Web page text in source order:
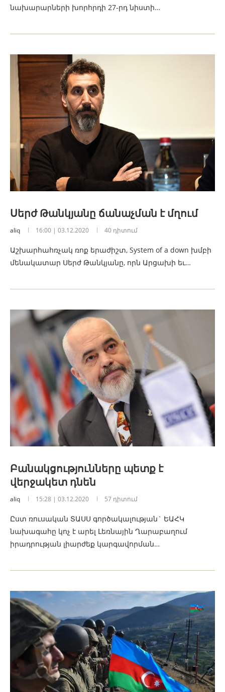
նախարարների խորհրդի 27-րդ նիստի…
Սերժ Թանկյանը ճանաչման է մղում
aliq 16:00 | 03.12.2020 40 դիտում
Աշխարհահռչակ ռոք երաժիշտ, System of a down խմբի
մենակատար Սերժ Թանկյանը, որն Արցախի եւ…
Բանակցությունները պետք է
վերջակետ դնեն
aliq 15:28 | 03.12.2020 57 դիտում
Ըստ ռուսական ՏԱՍՍ գործակալության` ԵԱՀԿ
նախագահը կոչ է արել Լեռնային Ղարաբաղում
իրադրության լիարժեք կարգավորման…